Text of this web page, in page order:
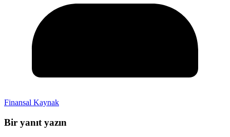
Finansal Kaynak
Bir yanıt yazın